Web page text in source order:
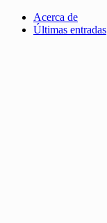
Acerca de
Últimas entradas